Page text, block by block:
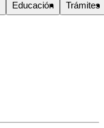
Educación Trámites